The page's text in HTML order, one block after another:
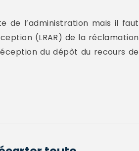
de l’administration mais il faut
(LRAR) de la réclamation
du dépôt du recours de